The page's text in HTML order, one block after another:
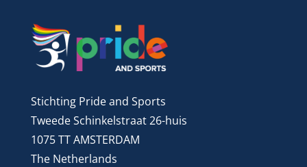
Stichting Pride and Sports
Tweede Schinkelstraat 26-huis
1075 TT AMSTERDAM
The Netherlands